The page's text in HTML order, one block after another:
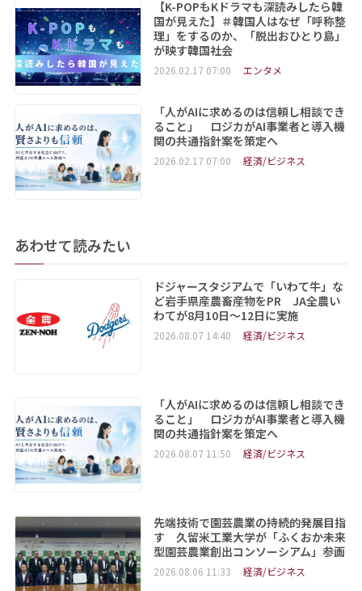
【K-POPもKドラマも深読みしたら韓
国が見えた】＃韓国人はなぜ「呼称整
理」をするのか、「脱出おひとり島」
が映す韓国社会
2026.02.17 07:00 エンタメ
「人がAIに求めるのは信頼し相談でき
ること」 ロジカがAI事業者と導入機
関の共通指針案を策定へ
2026.02.17 07:00 経済/ビジネス
あわせて読みたい
ドジャースタジアムで「いわて牛」な
ど岩手県産農畜産物をPR JA全農い
わてが8月10日～12日に実施
2026.08.07 14:40 経済/ビジネス
「人がAIに求めるのは信頼し相談でき
ること」 ロジカがAI事業者と導入機
関の共通指針案を策定へ
2026.08.07 11:50 経済/ビジネス
先端技術で園芸農業の持続的発展目指
す 久留米工業大学が「ふくおか未来
型園芸農業創出コンソーシアム」参画
2026.08.06 11:33 経済/ビジネス